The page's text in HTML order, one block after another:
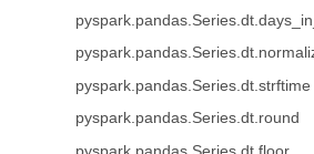
pyspark.pandas.Series.dt.strftime
pyspark.pandas.Series.dt.round
pyspark.pandas.Series.dt.floor